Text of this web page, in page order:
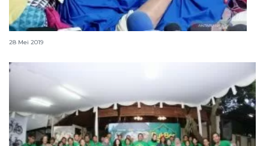
Meski sakit, Aminah Cendrakasih tetap berpuasa
28 Mei 2019